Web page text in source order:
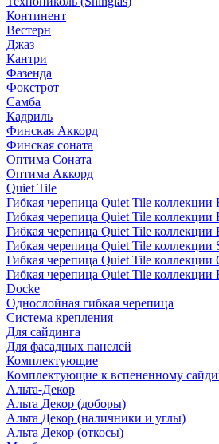
Континент
Вестерн
Джаз
Кантри
Фазенда
Фокстрот
Самба
Кадриль
Финская Аккорд
Финская соната
Оптима Соната
Оптима Аккорд
Quiet Tile
Гибкая черепица Quiet Tile коллекции
Гибкая черепица Quiet Tile коллекции
Гибкая черепица Quiet Tile коллекции
Гибкая черепица Quiet Tile коллекции
Гибкая черепица Quiet Tile коллекции
Гибкая черепица Quiet Tile коллекции
Docke
Однослойная гибкая черепица
Система крепления
Для сайдинга
Для фасадных панелей
Комплектующие
Комплектующие к вспененному
Альта-Декор
Альта Декор (доборы)
Альта Декор (наличники и углы)
Альта Декор (откосы)